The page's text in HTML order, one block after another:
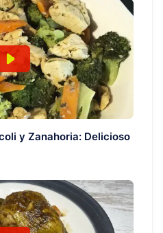
y Zanahoria: Delicioso